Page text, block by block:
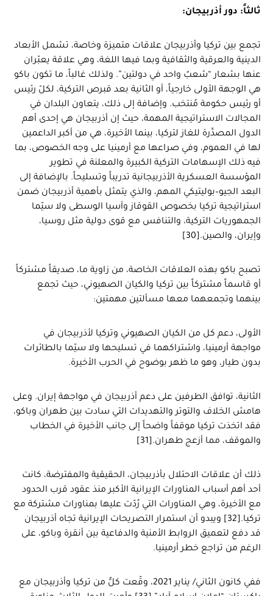
ثالثاً: دور أذربيجان:
تجمع بين تركيا وأذربيجان علاقات متميزة وخاصة، تشمل الأبعاد
الدينية والعرقية والثقافية وبما فيها اللغة، وهي علاقة يعبّران
عنها بشعار “شعبٌ واحد في دولتين”. ولذلك غالباً، ما تكون باكو
هي الوجهة الأولى خارجياً، أو الثانية بعد قبرص التركية، لكلّ رئيس
أو رئيس حكومة مُنتخب. وإضافة إلى ذلك، يتعاون البلدان في
المجالات الاستراتيجية المهمة، حيث إن أذربيجان هي إحدى أهم
الدول المصدِّرة للغاز لتركيا، بينما الأخيرة، هي من أكبر الداعمين
لها في العموم، وفي صراعها مع أرمينيا على وجه الخصوص، بما
فيه ذلك الإسهامات التركية الكبيرة والمعلنة في تطوير
المؤسسة العسكرية الأذربيجانية تدريباً وتسليحاً. بالإضافة إلى
البعد الجيو–بوليتيكي المهم، والذي يتمثل بأهمية أذربيجان ضمن
استراتيجية تركيا بخصوص القوقاز وآسيا الوسطى ولا سيّما
الجمهوريات التركية، والتنافس مع قوى دولية مثل روسيا،
وإيران، والصين.[30]
تصبح باكو بهذه العلاقات الخاصة، من زاوية ما، صديقاً مشتركاً
أو قاسماً مشتركاً بين تركيا والكيان الصهيوني، حيث تجمع
بينهما وتجمعهما معها مسألتين مهمتين:
الأولى، دعم كل من الكيان الصهيوني وتركيا لأذربيجان في
مواجهة أرمينيا، واشتراكهما في تسليحها ولا سيّما بالطائرات
بدون طيار، وهو ما ظهر بوضوح في الحرب الأخيرة.
الثانية، توافق الطرفين على دعم أذربيجان في مواجهة إيران. وعلى
هامش الخلاف والتوتر والتهديدات التي سادت بين طهران وباكو،
فقد اتخذت تركيا موقفاً واضحاً إلى جانب الأخيرة في الخطاب
والموقف، مما أزعج طهران.[31]
ذلك أن علاقات الاحتلال بأذربيجان، الحقيقية والمفترضة، كانت
أحد أهم أسباب المناورات الإيرانية الأكبر منذ عقود قرب الحدود
مع الأخيرة، وهي المناورات التي رُدّت عليها بمناورات مشتركة مع
تركيا.[32] ويبدو أن استمرار التصريحات الإيرانية تجاه أذربيجان
قد دفع لتعميق الروابط الأمنية والدفاعية بين أنقرة وباكو، على
الرغم من تراجع خطر أرمينيا.
ففي كانون الثاني/ يناير 2021، وقّعت كلٌّ من تركيا وأذربيجان مع